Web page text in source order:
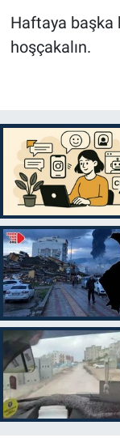
Haftaya başka
hoşçakalın.